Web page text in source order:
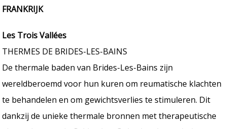
FRANKRIJK
Les Trois Vallées
THERMES DE BRIDES-LES-BAINS
De thermale baden van Brides-Les-Bains zijn
wereldberoemd voor hun kuren om reumatische klachten
te behandelen en om gewichtsverlies te stimuleren. Dit
dankzij de unieke thermale bronnen met therapeutische